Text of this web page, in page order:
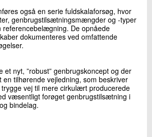
også en serie fuldskalaforsøg, hvor
genbrugstilsætningsmængder og -typer
referencebelægning. De opnåede
dokumenteres ved omfattende
et nyt, ”robust” genbrugskoncept og der
en tilhørende vejledning, som beskriver
vej til mere cirkulært producerede
væsentligt forøget genbrugstilsætning i
bindelag.